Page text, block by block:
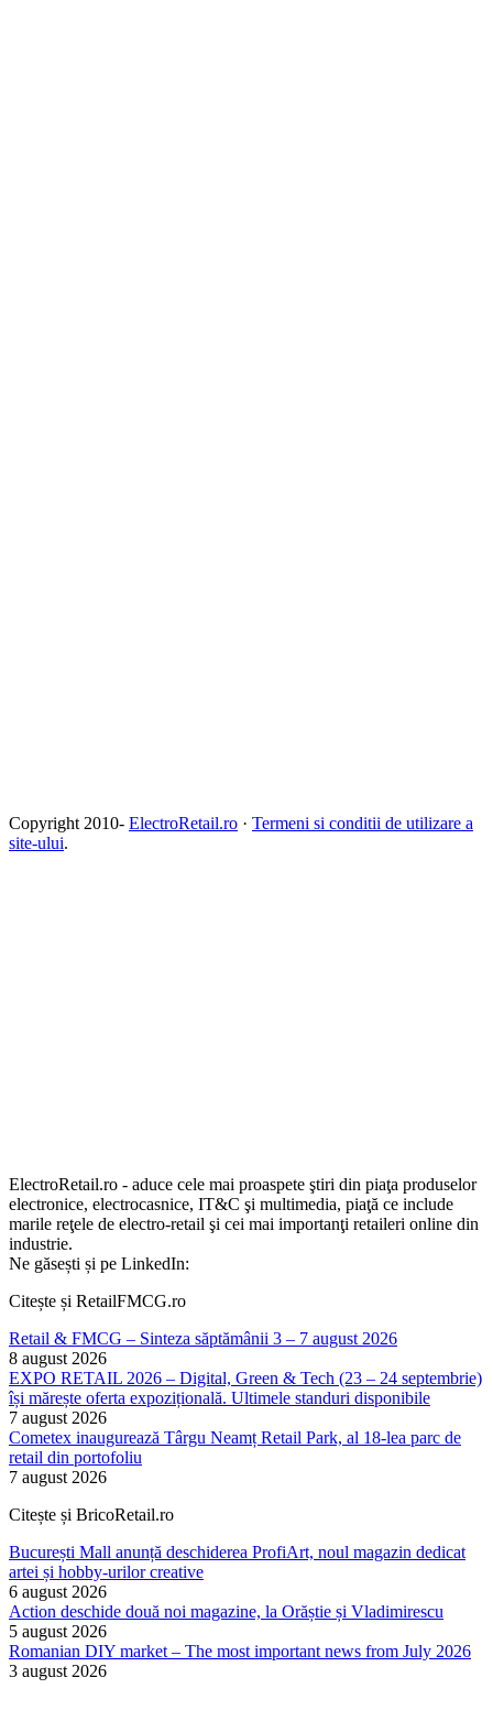
Copyright 2010- ElectroRetail.ro · Termeni si conditii de utilizare a
site-ului.
ElectroRetail.ro - aduce cele mai proaspete ştiri din piaţa produselor
electronice, electrocasnice, IT&C şi multimedia, piaţă ce include
marile reţele de electro-retail şi cei mai importanţi retaileri online din
industrie.
Ne găsești și pe LinkedIn:
Citește și RetailFMCG.ro
Retail & FMCG – Sinteza săptămânii 3 – 7 august 2026
8 august 2026
EXPO RETAIL 2026 – Digital, Green & Tech (23 – 24 septembrie)
își mărește oferta expozițională. Ultimele standuri disponibile
7 august 2026
Cometex inaugurează Târgu Neamț Retail Park, al 18-lea parc de
retail din portofoliu
7 august 2026
Citește și BricoRetail.ro
București Mall anunță deschiderea ProfiArt, noul magazin dedicat
artei și hobby-urilor creative
6 august 2026
Action deschide două noi magazine, la Orăștie și Vladimirescu
5 august 2026
Romanian DIY market – The most important news from July 2026
3 august 2026